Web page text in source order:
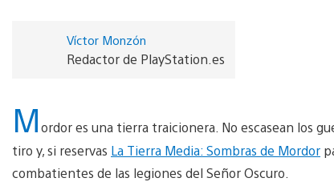
Víctor Monzón
Redactor de PlayStation.es
Mordor es una tierra traicionera. No escasean los
tiro y, si reservas La Tierra Media: Sombras de Mordor
combatientes de las legiones del Señor Oscuro.